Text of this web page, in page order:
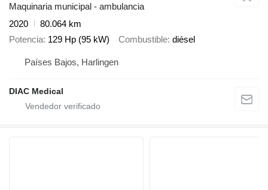
Maquinaria municipal - ambulancia
2020
80.064 km
Potencia 129 Hp (95 kW) Combustible diésel
Países Bajos, Harlingen
DIAC Medical